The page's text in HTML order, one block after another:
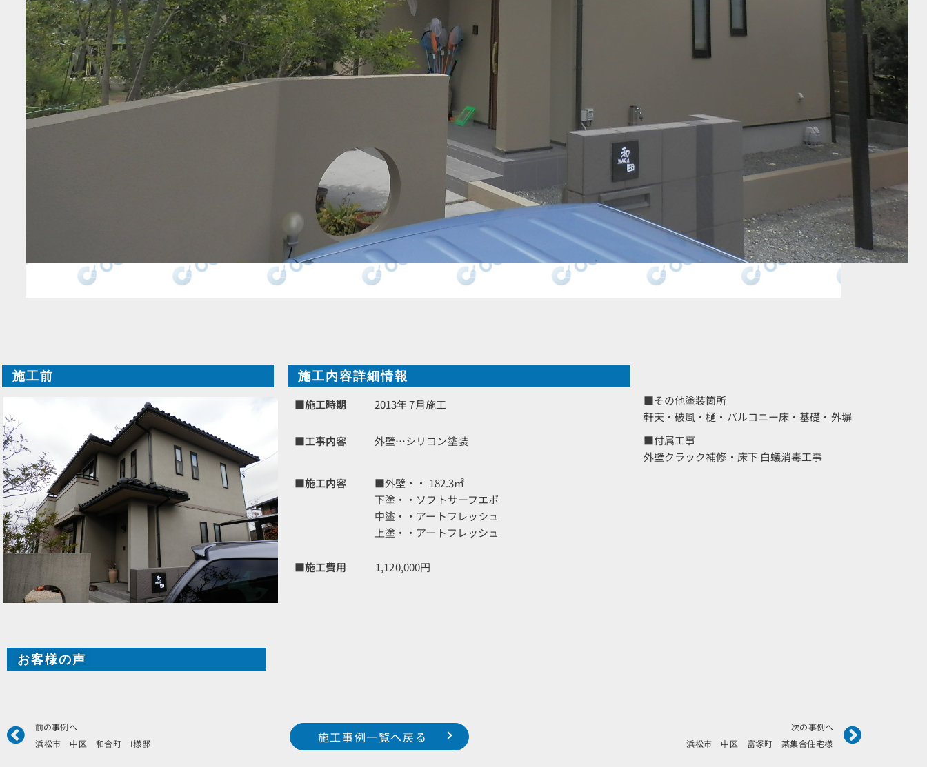
施工前
施工内容詳細情報
■施工時期
2013年 7月施工
■工事内容 外壁…シリコン塗装
■施工内容
■外壁・・ 182.3㎡
下塗・・ソフトサーフエポ
中塗・・アートフレッシュ
上塗・・アートフレッシュ
■施工費用 1,120,000円
■その他塗装箇所
軒天・破風・樋・バルコニー床・基礎・外塀
■付属工事
外壁クラック補修・床下 白蟻消毒工事
お客様の声
Prev
前の事例へ
浜松市 中区 和合町 I様邸
次の事例へ
浜松市 中区 富塚町 某集合住宅様
Next
施工事例一覧へ戻る